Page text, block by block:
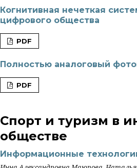
Когнитивная нечеткая
цифрового общества
PDF
Полностью аналоговый
PDF
Спорт и туризм в
обществе
Информационные